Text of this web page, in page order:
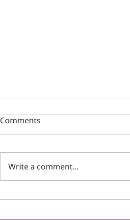
פסק דין תקדימי : הכרה ביחסי
הגיש תביעה לבית הדין האזורי לעבודה
לקבלת זכויות סוציאליות. לאחר
Comments
Write a comment...